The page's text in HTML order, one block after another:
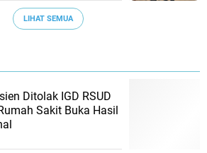
LIHAT SEMUA
Ditolak IGD RSUD
Sakit Buka Hasil